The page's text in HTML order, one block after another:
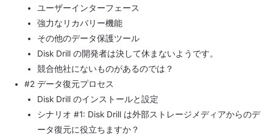
ユーザーインターフェース
強力なリカバリー機能
その他のデータ保護ツール
Disk Drill の開発者は決して休まないようです。
競合他社にないものがあるのでは？
#2 データ復元プロセス
Disk Drill のインストールと設定
シナリオ #1: Disk Drill は外部ストレージメディアからのデ
ータ復元に役立ちますか？